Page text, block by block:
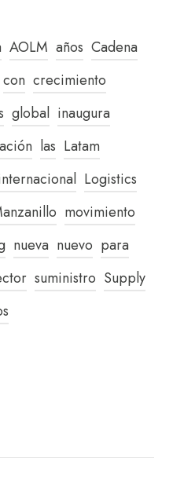
AOLM años Cadena
con crecimiento
global inaugura
las Latam
Logistics
movimiento
nueva nuevo para
suministro Supply